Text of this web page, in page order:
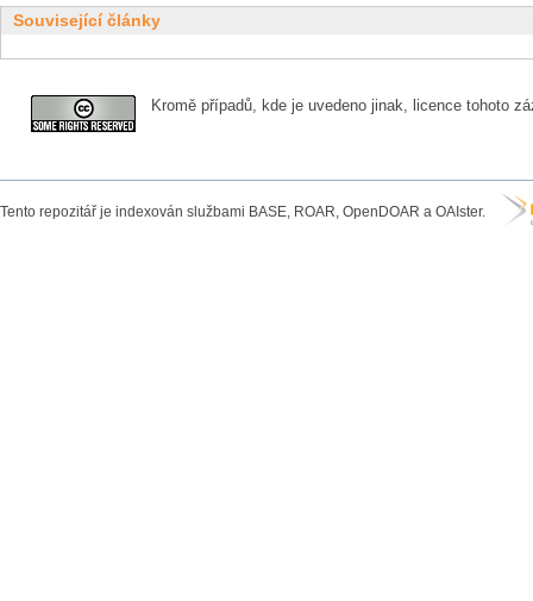
Související články
Kromě případů, kde je uvedeno jinak, licence tohoto
Tento repozitář je indexován službami BASE, ROAR, OpenDOAR a OAIster.